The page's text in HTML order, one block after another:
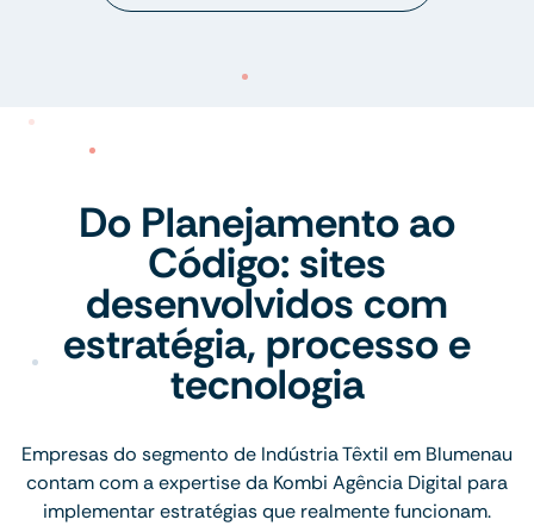
Do Planejamento ao
Código: sites
desenvolvidos com
estratégia, processo e
tecnologia
Empresas do segmento de Indústria Têxtil em Blumenau
contam com a expertise da Kombi Agência Digital para
implementar estratégias que realmente funcionam.